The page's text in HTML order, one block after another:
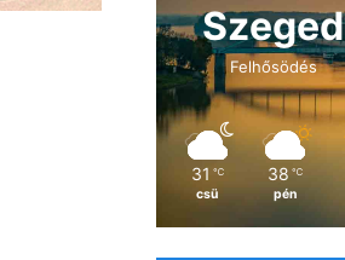
Szeged
Felhősödés
31 ℃
csü
38 ℃
pén